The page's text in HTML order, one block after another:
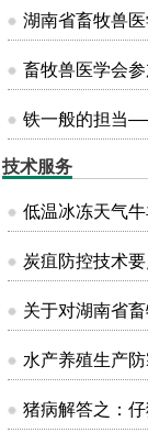
畜牧兽医学会
铁一般的担当
技术服务
低温冰冻天气
炭疽防控技术要
关于对湖南省
水产养殖生产
猪病解答之：